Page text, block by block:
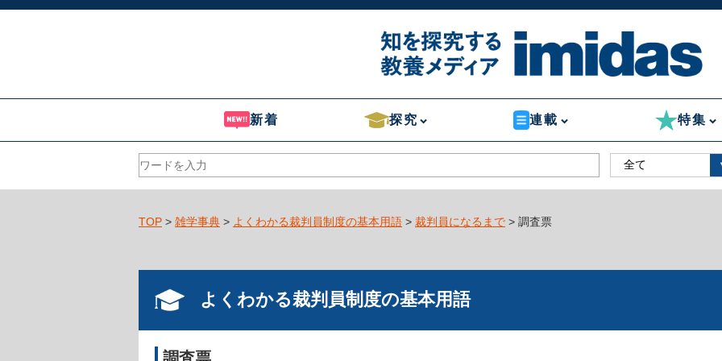
新着 探究 連載 特集
TOP > 雑学事典 > よくわかる裁判員制度の基本用語 > 裁判員になるまで > 調査票
よくわかる裁判員制度の基本用語